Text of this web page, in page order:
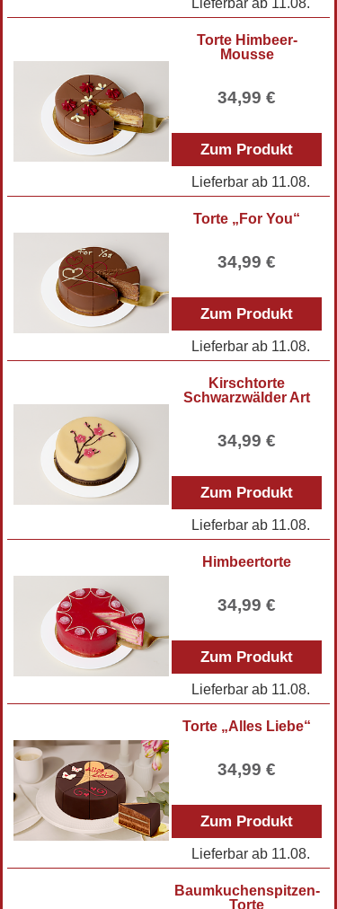
Lieferbar ab 11.08.
Torte Himbeer-
Mousse
34,99 €
Zum Produkt
Lieferbar ab 11.08.
Torte „For You“
34,99 €
Zum Produkt
Lieferbar ab 11.08.
Kirschtorte
Schwarzwälder Art
34,99 €
Zum Produkt
Lieferbar ab 11.08.
Himbeertorte
34,99 €
Zum Produkt
Lieferbar ab 11.08.
Torte „Alles Liebe“
34,99 €
Zum Produkt
Lieferbar ab 11.08.
Baumkuchenspitzen-
Torte